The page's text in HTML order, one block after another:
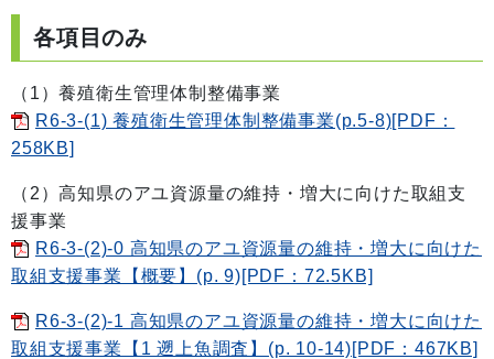
各項目のみ
（1）養殖衛生管理体制整備事業
R6-3-(1) 養殖衛生管理体制整備事業(p.5-8)[PDF：
258KB]
（2）高知県のアユ資源量の維持・増大に向けた取組支
援事業
R6-3-(2)-0 高知県のアユ資源量の維持・増大に向けた
取組支援事業【概要】(p. 9)[PDF：72.5KB]
R6-3-(2)-1 高知県のアユ資源量の維持・増大に向けた
取組支援事業【1 遡上魚調査】(p. 10-14)[PDF：467KB]